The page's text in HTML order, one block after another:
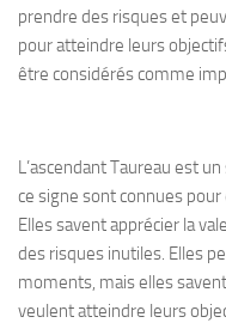
prendre des risques et
pour atteindre leurs
être considérés comme
L’ascendant Taureau est
ce signe sont connues
Elles savent apprécier la
des risques inutiles. Elles
moments, mais elles
veulent atteindre leurs